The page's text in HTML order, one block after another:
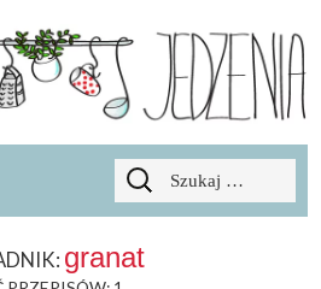
kulinarny
Szukaj:
granat